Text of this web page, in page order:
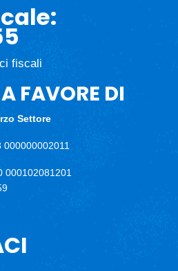
fiscali
FAVORE DI
Settore
000000002011
000102081201